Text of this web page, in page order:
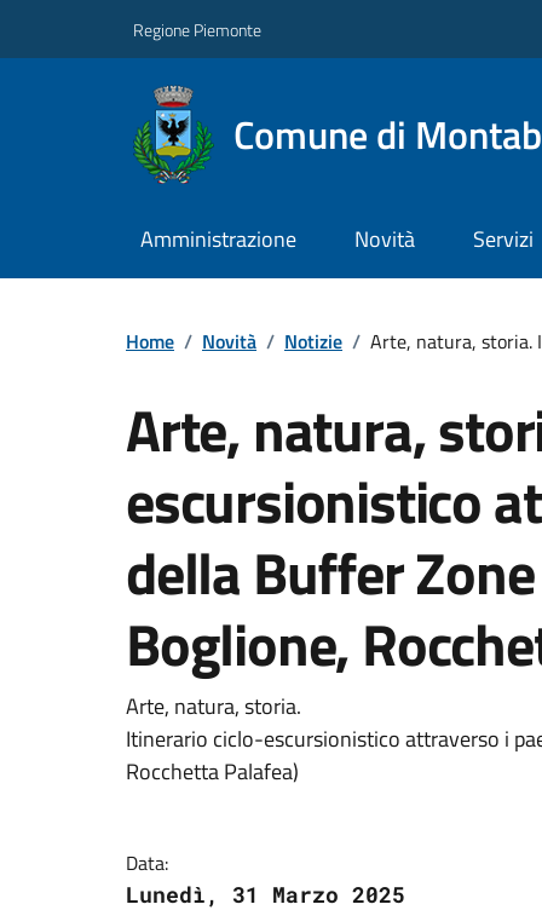
Regione Piemonte
Comune di
Amministrazione Novità Servizi
Home / Novità / Notizie / Arte, natura, storia.
Arte, natura,
escursionistico
della Buffer
Boglione,
Arte, natura, storia.
Itinerario ciclo-escursionistico attraverso i
Rocchetta Palafea)
Data:
Lunedì, 31 Marzo 2025